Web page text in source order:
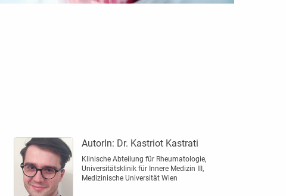
AutorIn: Dr. Kastriot Kastrati
Klinische Abteilung für Rheumatologie,
Universitätsklinik für Innere Medizin III,
Medizinische ­Universität Wien